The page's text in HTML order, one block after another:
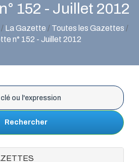
152 - Juillet 2012
/ La Gazette / Toutes les Gazettes /
n° 152 - Juillet 2012
Rechercher